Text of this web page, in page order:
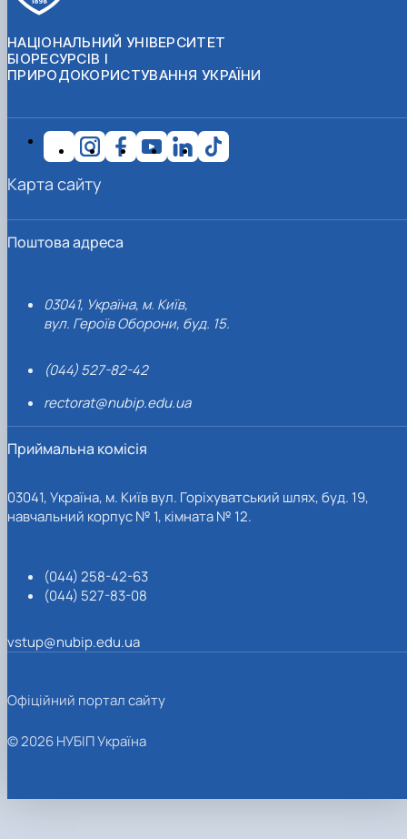
НАЦІОНАЛЬНИЙ УНІВЕРСИТЕТ
БІОРЕСУРСІВ І
ПРИРОДОКОРИСТУВАННЯ УКРАЇНИ
Поштова адреса
03041, Україна, м. Київ,
вул. Героїв Оборони, буд. 15.
(044) 527-82-42
rectorat@nubip.edu.ua
Приймальна комісія
03041, Україна, м. Київ вул. Горіхуватський шлях, буд. 19,
навчальний корпус № 1, кімната № 12.
(044) 258-42-63
(044) 527-83-08
vstup@nubip.edu.ua
Карта сайту
Офіційний портал сайту
© 2026 НУБІП Україна